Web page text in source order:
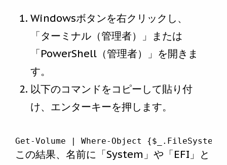
Windowsボタンを右クリックし、
「ターミナル（管理者）」または
「PowerShell（管理者）」を開きま
す。
以下のコマンドをコピーして貼り付
け、エンターキーを押します。
Get-Volume | Where-Object
この結果、名前に「System」や「EFI」と